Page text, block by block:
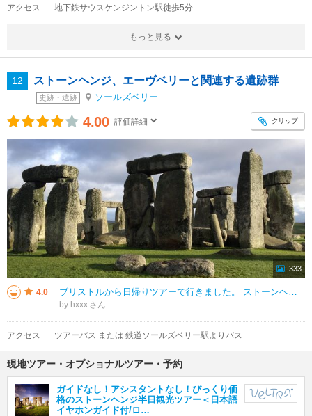
アクセス 地下鉄サウスケンジントン駅徒歩5分
もっと見る
12 ストーンヘンジ、エーヴベリーと関連する遺跡群
史跡・遺跡 ソールズベリー
4.00 評価詳細 クリップ
333
4.0
by hxxx
アクセス ツアーバス または 鉄道ソールズベリー駅よりバス
現地ツアー・オプショナルツアー・予約
ガイドなし！アシスタントなし！びっくり価
格のストーンヘンジ半日観光ツアー＜日本語
イヤホンガイド付/ロ…